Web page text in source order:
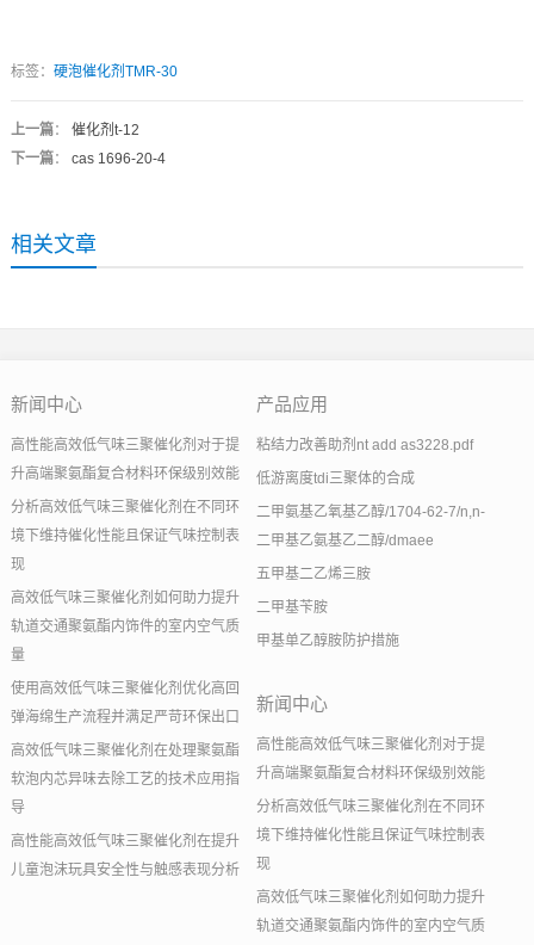
标签： 硬泡催化剂TMR-30
上一篇： 催化剂t-12
下一篇： cas 1696-20-4
相关文章
新闻中心
高性能高效低气味三聚催化剂对于提
升高端聚氨酯复合材料环保级别效能
分析高效低气味三聚催化剂在不同环
境下维持催化性能且保证气味控制表
现
高效低气味三聚催化剂如何助力提升
轨道交通聚氨酯内饰件的室内空气质
量
使用高效低气味三聚催化剂优化高回
弹海绵生产流程并满足严苛环保出口
高效低气味三聚催化剂在处理聚氨酯
软泡内芯异味去除工艺的技术应用指
导
高性能高效低气味三聚催化剂在提升
儿童泡沫玩具安全性与触感表现分析
产品应用
粘结力改善助剂nt add as3228.pdf
低游离度tdi三聚体的合成
二甲氨基乙氧基乙醇/1704-62-7/n,n-
二甲基乙氨基乙二醇/dmaee
五甲基二乙烯三胺
二甲基苄胺
甲基单乙醇胺防护措施
新闻中心
高性能高效低气味三聚催化剂对于提
升高端聚氨酯复合材料环保级别效能
分析高效低气味三聚催化剂在不同环
境下维持催化性能且保证气味控制表
现
高效低气味三聚催化剂如何助力提升
轨道交通聚氨酯内饰件的室内空气质